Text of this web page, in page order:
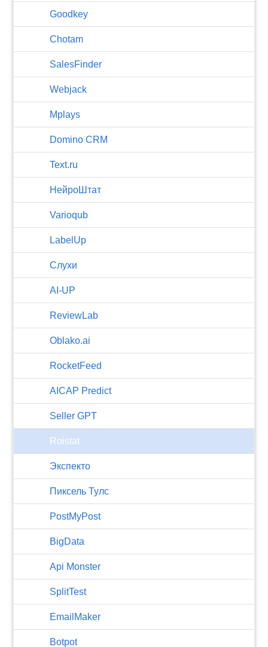
Goodkey
Chotam
SalesFinder
Webjack
Mplays
Domino CRM
Text.ru
НейроШтат
Varioqub
LabelUp
Слухи
AI-UP
ReviewLab
Oblako.ai
RocketFeed
AICAP Predict
Seller GPT
Roistat
Экспекто
Пиксель Тулс
PostMyPost
BigData
Api Monster
SplitTest
EmailMaker
Botpot